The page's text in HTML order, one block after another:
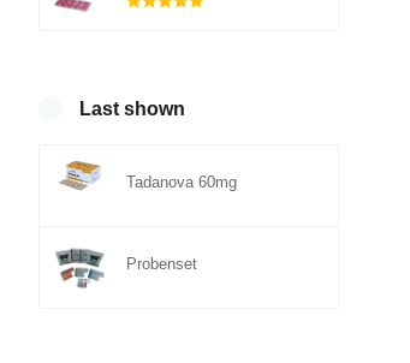
Last shown
Tadanova 60mg
Probenset